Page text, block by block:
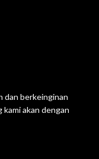
dan berkeinginan
akan dengan